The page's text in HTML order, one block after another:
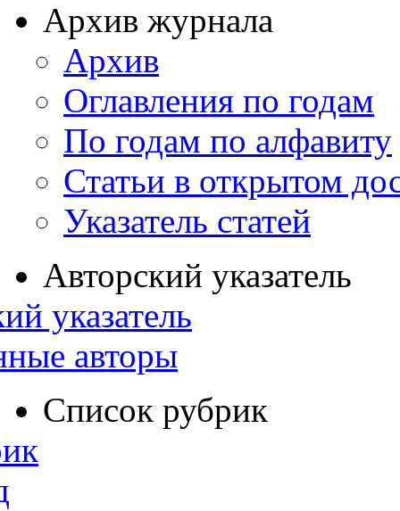
Архив журнала
Архив
Оглавления по годам
По годам по алфавиту
Статьи в открытом
Указатель статей
Авторский указатель
указатель
авторы
Список рубрик